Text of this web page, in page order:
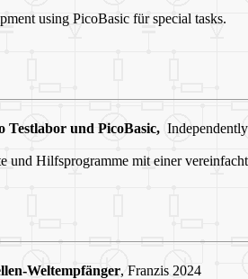
using PicoBasic für special tasks.
Testlabor und PicoBasic,
und Hilfsprogramme mit einer
Weltempfänger, Franzis 2024